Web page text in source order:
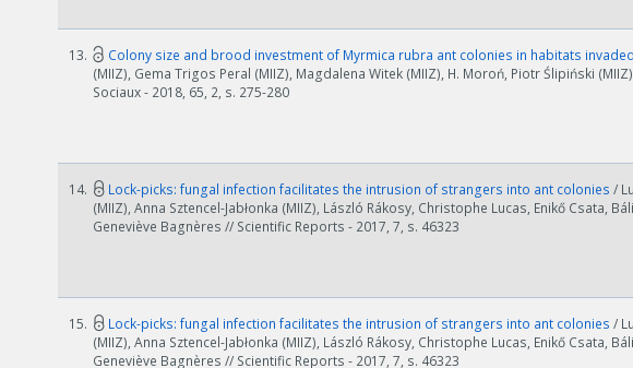
13. Colony size and brood investment of Myrmica rubra ant colonies in habitats
(MIIZ), Gema Trigos Peral (MIIZ), Magdalena Witek (MIIZ), H. Moroń, Piotr Ślipiński
Sociaux - 2018, 65, 2, s. 275-280
14. Lock-picks: fungal infection facilitates the intrusion of strangers into ant colonies /
(MIIZ), Anna Sztencel-Jabłonka (MIIZ), László Rákosy, Christophe Lucas, Enikő Csata,
Geneviève Bagnères // Scientific Reports - 2017, 7, s. 46323
15. Lock-picks: fungal infection facilitates the intrusion of strangers into ant colonies /
(MIIZ), Anna Sztencel-Jabłonka (MIIZ), László Rákosy, Christophe Lucas, Enikő Csata,
Geneviève Bagnères // Scientific Reports - 2017, 7, s. 46323